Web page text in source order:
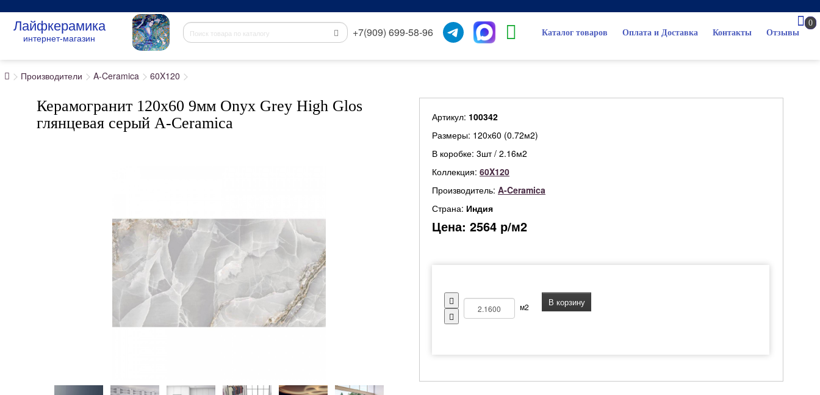
Лайфкерамика
интернет-магазин +7(909) 699-58-96 Каталог товаров Оплата и Доставка Контакты Отзывы
0
Производители A-Ceramica 60X120
Керамогранит 120x60 9мм Onyx Grey High Glos
глянцевая серый A-Ceramica
Артикул: 100342
Размеры: 120х60 (0.72м2)
В коробке: 3шт / 2.16м2
Коллекция: 60X120
Производитель: A-Ceramica
Страна: Индия
Цена: 2564 р/м2
м2 В корзину